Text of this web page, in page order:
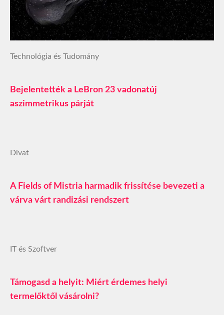
Technológia és Tudomány
Bejelentették a LeBron 23 vadonatúj
aszimmetrikus párját
Divat
A Fields of Mistria harmadik frissítése bevezeti a
várva várt randizási rendszert
IT és Szoftver
Támogasd a helyit: Miért érdemes helyi
termelőktől vásárolni?